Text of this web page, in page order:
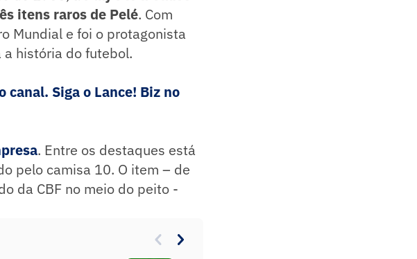
itens raros de Pelé. Com
Mundial e foi o protagonista
história do futebol.
canal. Siga o Lance! Biz no
. Entre os destaques está
pelo camisa 10. O item – de
da CBF no meio do peito -